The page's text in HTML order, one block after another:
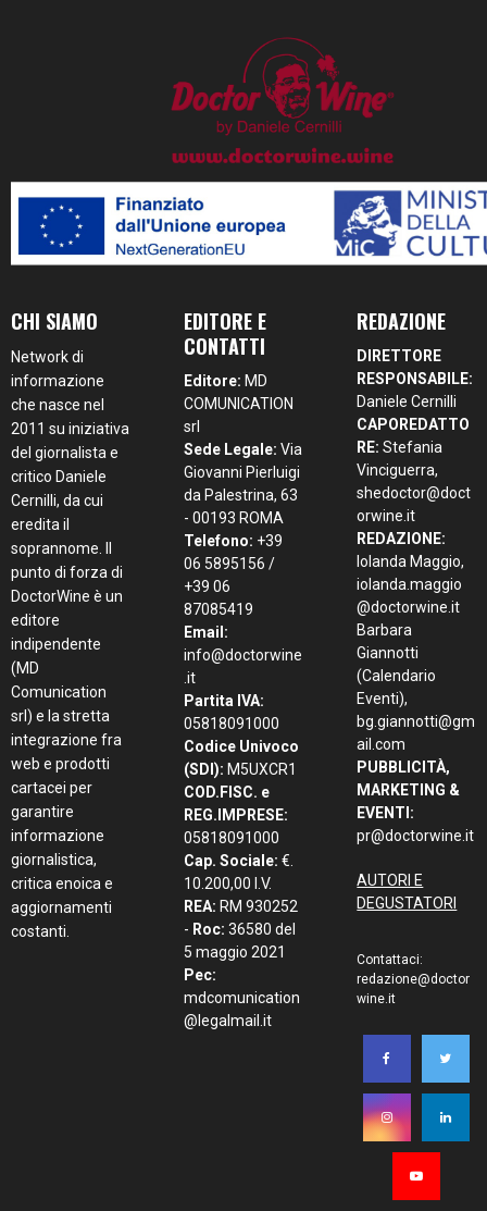
CHI SIAMO
Network di
informazione
che nasce nel
2011 su iniziativa
del giornalista e
critico Daniele
Cernilli, da cui
eredita il
soprannome. Il
punto di forza di
DoctorWine è un
editore
indipendente
(MD
Comunication
srl) e la stretta
integrazione fra
web e prodotti
cartacei per
garantire
informazione
giornalistica,
critica enoica e
aggiornamenti
costanti.
EDITORE E
CONTATTI
Editore: MD
COMUNICATION
srl
Sede Legale: Via
Giovanni Pierluigi
da Palestrina, 63
- 00193 ROMA
Telefono: +39
06 5895156 /
+39 06
87085419
Email:
info@doctorwine
.it
Partita IVA:
05818091000
Codice Univoco
(SDI): M5UXCR1
COD.FISC. e
REG.IMPRESE:
05818091000
Cap. Sociale: €.
10.200,00 I.V.
REA: RM 930252
- Roc: 36580 del
5 maggio 2021
Pec:
mdcomunication
@legalmail.it
REDAZIONE
DIRETTORE
RESPONSABILE:
Daniele Cernilli
CAPOREDATTO
RE: Stefania
Vinciguerra,
shedoctor@doct
orwine.it
REDAZIONE:
Iolanda Maggio,
iolanda.maggio
@doctorwine.it
Barbara
Giannotti
(Calendario
Eventi),
bg.giannotti@gm
ail.com
PUBBLICITÀ,
MARKETING &
EVENTI:
pr@doctorwine.it
AUTORI E
DEGUSTATORI
Contattaci:
redazione@doctor
wine.it